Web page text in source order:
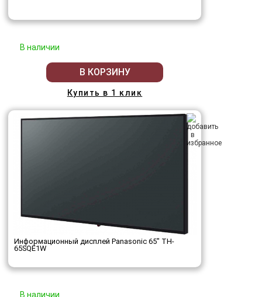
В наличии
В КОРЗИНУ
Купить в 1 клик
Информационный дисплей Panasonic 65" TH-
65SQE1W
В наличии